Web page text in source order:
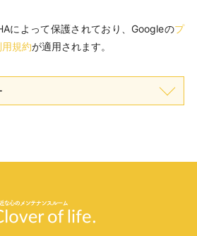
によって保護されており、Googleのプ
用規約が適用されます。